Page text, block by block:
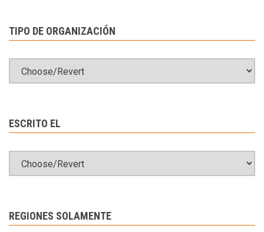
TIPO DE ORGANIZACIÓN
ESCRITO EL
REGIONES SOLAMENTE